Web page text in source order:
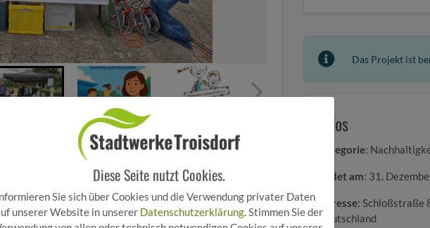
Diese Seite nutzt Cookies.
Sie sich über Cookies und die Verwendung privater Daten
unserer Website in unserer Datenschutzerklärung . Stimmen Sie der
Bewirtung bei den Bundesjugendspielen im
Bananen und Brötchen versorgt werden, bieten
Getränke an. Bisher griffen wir dabei auf
Das Projekt ist
Infos
Kategorie:
Endet am: 31.
Adresse: Schloßstraße
Deutschland